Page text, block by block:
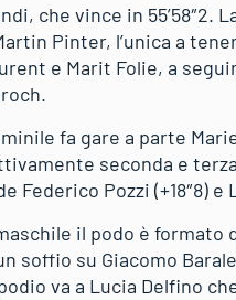
che vince in
Pinter, l’unica a
e Marit Folie, a
fa gare a parte
seconda e
Federico Pozzi (+18″8) e
il podo è
soffio su Giacomo
va a Lucia Delfino